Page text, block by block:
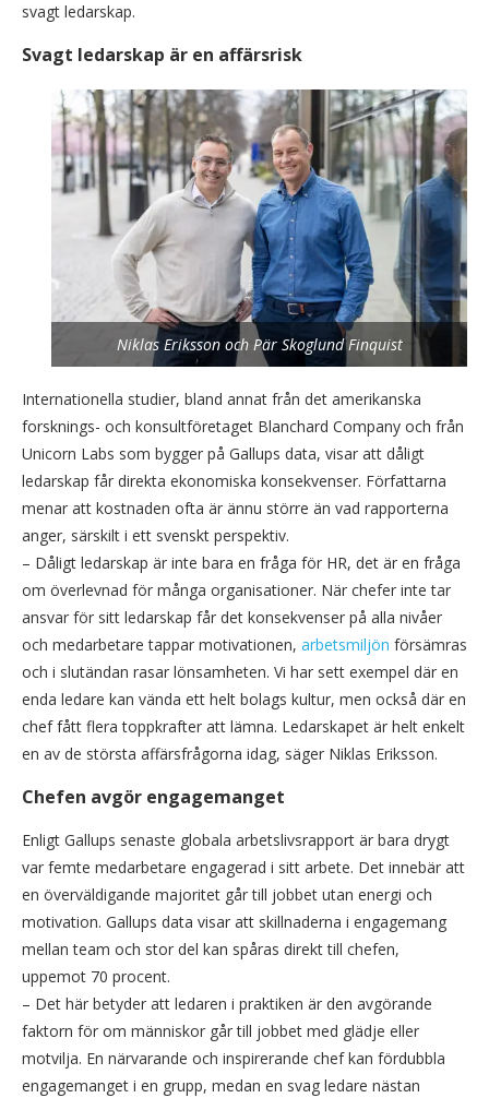
svagt ledarskap.
Svagt ledarskap är en affärsrisk
Niklas Eriksson och Pär Skoglund Finquist
Internationella studier, bland annat från det amerikanska
forsknings- och konsultföretaget Blanchard Company och från
Unicorn Labs som bygger på Gallups data, visar att dåligt
ledarskap får direkta ekonomiska konsekvenser. Författarna
menar att kostnaden ofta är ännu större än vad rapporterna
anger, särskilt i ett svenskt perspektiv.
– Dåligt ledarskap är inte bara en fråga för HR, det är en fråga
om överlevnad för många organisationer. När chefer inte tar
ansvar för sitt ledarskap får det konsekvenser på alla nivåer
och medarbetare tappar motivationen, arbetsmiljön försämras
och i slutändan rasar lönsamheten. Vi har sett exempel där en
enda ledare kan vända ett helt bolags kultur, men också där en
chef fått flera toppkrafter att lämna. Ledarskapet är helt enkelt
en av de största affärsfrågorna idag, säger Niklas Eriksson.
Chefen avgör engagemanget
Enligt Gallups senaste globala arbetslivsrapport är bara drygt
var femte medarbetare engagerad i sitt arbete. Det innebär att
en överväldigande majoritet går till jobbet utan energi och
motivation. Gallups data visar att skillnaderna i engagemang
mellan team och stor del kan spåras direkt till chefen,
uppemot 70 procent.
– Det här betyder att ledaren i praktiken är den avgörande
faktorn för om människor går till jobbet med glädje eller
motvilja. En närvarande och inspirerande chef kan fördubbla
engagemanget i en grupp, medan en svag ledare nästan